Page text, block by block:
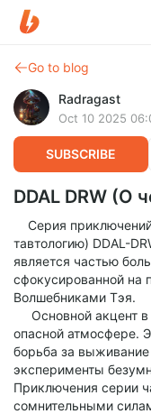
Go to blog
Radragast
Oct 10 2025
SUBSCRIBE
DDAL DRW (О
Серия приключений
тавтологию) DDAL-
является частью
сфокусированной на
Волшебниками Тэя.
Основной акцент в
опасной атмосфере.
борьба за
эксперименты
Приключения серии
сомнительными